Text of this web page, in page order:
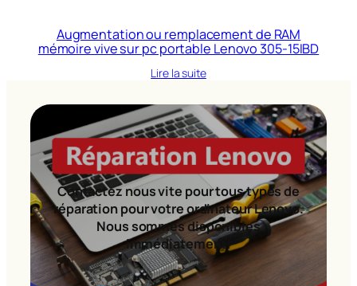
Augmentation ou remplacement de RAM
mémoire vive sur pc portable Lenovo 305-15IBD
Lire la suite
Contactez nous vite pour tous types de
réparation pour votre ordinateur Lenovo.
Nous sommes disponibles
immédiatement!